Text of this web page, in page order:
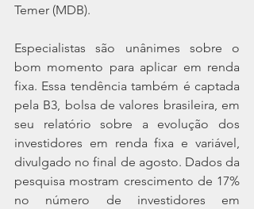
Temer (MDB).
Especialistas são unânimes sobre o
bom momento para aplicar em renda
fixa. Essa tendência também é captada
pela B3, bolsa de valores brasileira, em
seu relatório sobre a evolução dos
investidores em renda fixa e variável,
divulgado no final de agosto. Dados da
pesquisa mostram crescimento de 17%
no número de investidores em